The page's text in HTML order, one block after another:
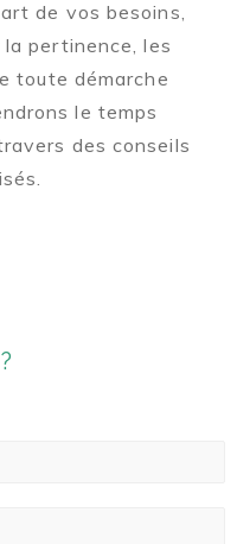
de vos besoins,
pertinence, les
toute démarche
le temps
des conseils